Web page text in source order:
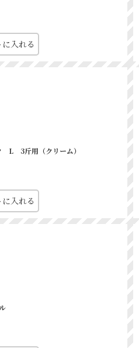
入れる
L 3斤用（クリーム）
入れる